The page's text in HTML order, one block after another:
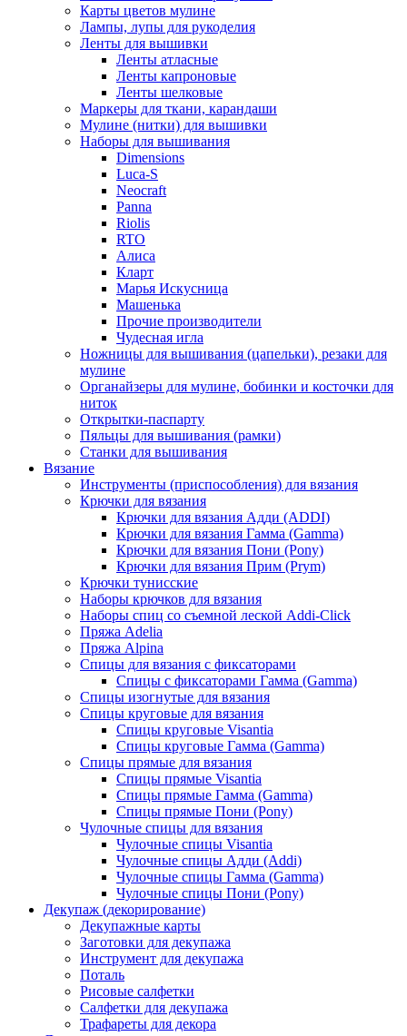
Карты цветов мулине
Лампы, лупы для рукоделия
Ленты для вышивки
Ленты атласные
Ленты капроновые
Ленты шелковые
Маркеры для ткани, карандаши
Мулине (нитки) для вышивки
Наборы для вышивания
Dimensions
Luca-S
Neocraft
Panna
Riolis
RTO
Алиса
Кларт
Марья Искусница
Машенька
Прочие производители
Чудесная игла
Ножницы для вышивания (цапельки), резаки для
мулине
Органайзеры для мулине, бобинки и косточки для
ниток
Открытки-паспарту
Пяльцы для вышивания (рамки)
Станки для вышивания
Вязание
Инструменты (приспособления) для вязания
Крючки для вязания
Крючки для вязания Адди (ADDI)
Крючки для вязания Гамма (Gamma)
Крючки для вязания Пони (Pony)
Крючки для вязания Прим (Prym)
Крючки тунисские
Наборы крючков для вязания
Наборы спиц со съемной леской Addi-Click
Пряжа Adelia
Пряжа Alpina
Спицы для вязания с фиксаторами
Спицы с фиксаторами Гамма (Gamma)
Спицы изогнутые для вязания
Спицы круговые для вязания
Спицы круговые Visantia
Спицы круговые Гамма (Gamma)
Спицы прямые для вязания
Спицы прямые Visantia
Спицы прямые Гамма (Gamma)
Спицы прямые Пони (Pony)
Чулочные спицы для вязания
Чулочные спицы Visantia
Чулочные спицы Адди (Addi)
Чулочные спицы Гамма (Gamma)
Чулочные спицы Пони (Pony)
Декупаж (декорирование)
Декупажные карты
Заготовки для декупажа
Инструмент для декупажа
Поталь
Рисовые салфетки
Салфетки для декупажа
Трафареты для декора